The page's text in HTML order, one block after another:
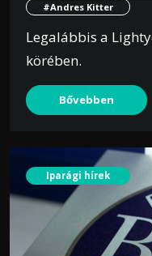
#Andres Kitter
Legalábbis a
körében.
Bővebben
Iparági hírek